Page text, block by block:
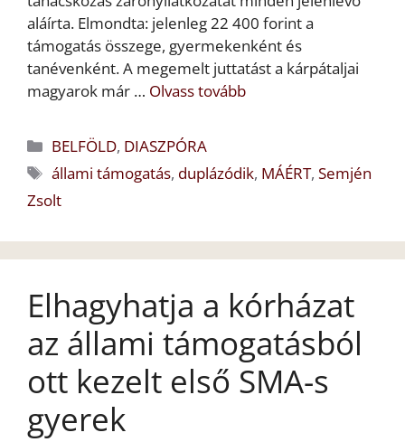
aláírta. Elmondta: jelenleg 22 400 forint a
támogatás összege, gyermekenként és
tanévenként. A megemelt juttatást a kárpátaljai
magyarok már … Olvass tovább
Kategória
BELFÖLD, DIASZPÓRA
Címkék
állami támogatás, duplázódik, MÁÉRT,Semjén
Zsolt
Elhagyhatja a kórházat
az állami támogatásból
ott kezelt első SMA-s
gyerek